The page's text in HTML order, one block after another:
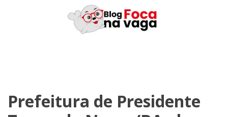
Prefeitura de Presidente